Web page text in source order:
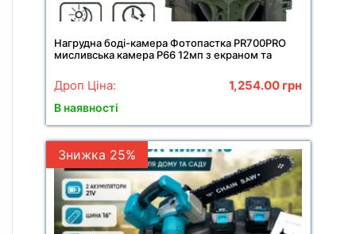
Нагрудна боді-камера Фотопастка PR700PRO
мисливська камера P66 12мп з екраном та
Дроп Ціна: 1,254.00 грн
В наявності
Знижка 25%